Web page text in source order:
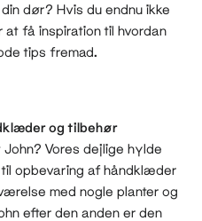
dør? Hvis du endnu ikke
få inspiration til hvordan
tips fremad.
og tilbehør
Vores dejlige hylde
opbevaring af håndklæder
med nogle planter og
efter den anden er den